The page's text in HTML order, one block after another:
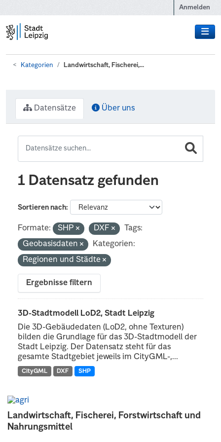
Anmelden
Kategorien Landwirtschaft, Fischerei,...
Landwirtschaft, Fischerei, Forstwirtschaft und
Nahrungsmittel
Datensätze Über uns
1 Datensatz gefunden
Sortieren nach
Formate: SHP DXF
Tags:
Geobasisdaten
Kategorien:
Regionen und Städte
Ergebnisse filtern
3D-Stadtmodell LoD2, Stadt Leipzig
Die 3D-Gebäudedaten (LoD2, ohne Texturen)
bilden die Grundlage für das 3D-Stadtmodell der
Stadt Leipzig. Der Datensatz steht für das
gesamte Stadtgebiet jeweils im CityGML-,...
CityGML DXF SHP